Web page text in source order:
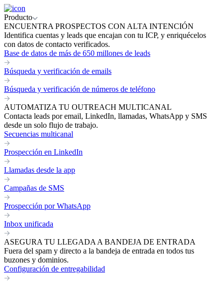
Producto
ENCUENTRA PROSPECTOS CON ALTA INTENCIÓN
Identifica cuentas y leads que encajan con tu ICP, y enriquécelos
con datos de contacto verificados.
Base de datos de más de 650 millones de leads
Búsqueda y verificación de emails
Búsqueda y verificación de números de teléfono
AUTOMATIZA TU OUTREACH MULTICANAL
Contacta leads por email, LinkedIn, llamadas, WhatsApp y SMS
desde un solo flujo de trabajo.
Secuencias multicanal
Prospección en LinkedIn
Llamadas desde la app
Campañas de SMS
Prospección por WhatsApp
Inbox unificada
ASEGURA TU LLEGADA A BANDEJA DE ENTRADA
Fuera del spam y directo a la bandeja de entrada en todos tus
buzones y dominios.
Configuración de entregabilidad